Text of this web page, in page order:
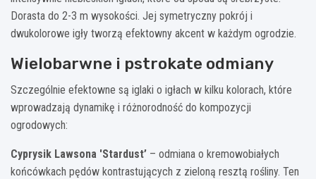
Dorasta do 2-3 m wysokości. Jej symetryczny pokrój i
dwukolorowe igły tworzą efektowny akcent w każdym ogrodzie.
Wielobarwne i pstrokate odmiany
Szczególnie efektowne są iglaki o igłach w kilku kolorach, które
wprowadzają dynamikę i różnorodność do kompozycji
ogrodowych:
Cyprysik Lawsona 'Stardust’ – odmiana o kremowobiałych
końcówkach pędów kontrastujących z zieloną resztą rośliny. Ten